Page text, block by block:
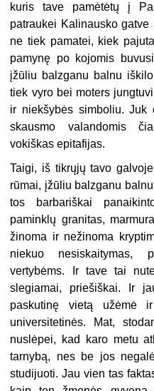
kuris tave pamėtėtų į
patraukei Kalinausko
ne tiek pamatei, kiek
pamynę po kojomis
įžūliu balzganu balnu
tiek vyro bei moters
ir niekšybės simboliu.
skausmo valandomis
vokiškas epitafijas.
Taigi, iš tikrųjų tavo
rūmai, įžūliu balzganu
tos barbariškai
paminklų granitas,
žinoma ir nežinoma
niekuo nesiskaitymas,
vertybėms. Ir tave tai
slegiamai, priešiškai. Ir
paskutinę vietą užėmė
universitetinės. Mat,
nuslėpei, kad karo metu
tarnybą, nes be jos
studijuoti. Jau vien tas